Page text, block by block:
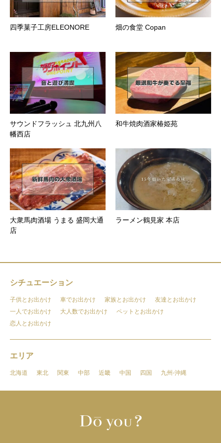
四季菓子工房ELEONORE 畑の食堂 Copan
サウンドフラッシュ 北九州八
幡西店
和牛焼肉酒家椿姫苑
大衆馬肉酒場 うまる 盛岡大通
店
ラーメン鶴見家 本店
シチュエーション
子供とお出かけ 車でお出かけ 家族とお出かけ
友達とお出かけ
一人でお出かけ
大人数でお出かけ
ペットとお出かけ
恋人とお出かけ
エリア
北海道 東北 関東 中部 近畿 中国 四国 九州-沖縄